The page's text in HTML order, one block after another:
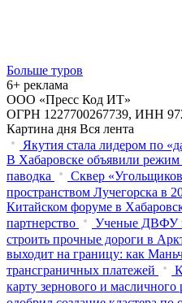
Больше туров
6+ реклама
ООО «Пресс Код ИТ»
ОГРН 1227700267739, ИНН
Картина дня Вся лента
Якутия стала лидером по
В Хабаровске объявили
паводка
Сквер
пространством Лучегорска в
Китайском форуме в
партнерство
Ученые ДВФУ
строить прочные дороги в
выходит на границу: как
трансграничных платежей
карту зернового и